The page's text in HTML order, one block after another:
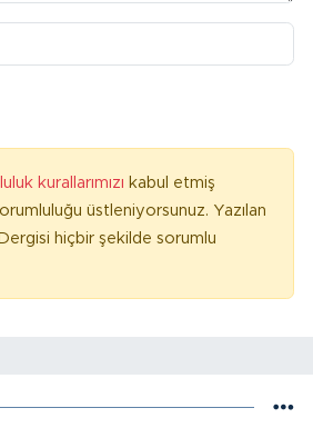
kurallarımızı kabul etmiş
üstleniyorsunuz. Yazılan
hiçbir şekilde sorumlu